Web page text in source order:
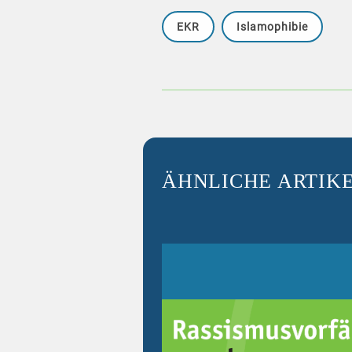
EKR Islamophibie
ÄHNLICHE